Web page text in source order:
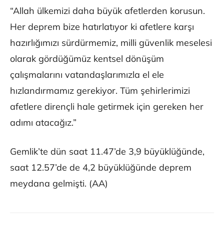
“Allah ülkemizi daha büyük afetlerden korusun.
Her deprem bize hatırlatıyor ki afetlere karşı
hazırlığımızı sürdürmemiz, milli güvenlik meselesi
olarak gördüğümüz kentsel dönüşüm
çalışmalarını vatandaşlarımızla el ele
hızlandırmamız gerekiyor. Tüm şehirlerimizi
afetlere dirençli hale getirmek için gereken her
adımı atacağız.”
Gemlik’te dün saat 11.47’de 3,9 büyüklüğünde,
saat 12.57’de de 4,2 büyüklüğünde deprem
meydana gelmişti. (AA)